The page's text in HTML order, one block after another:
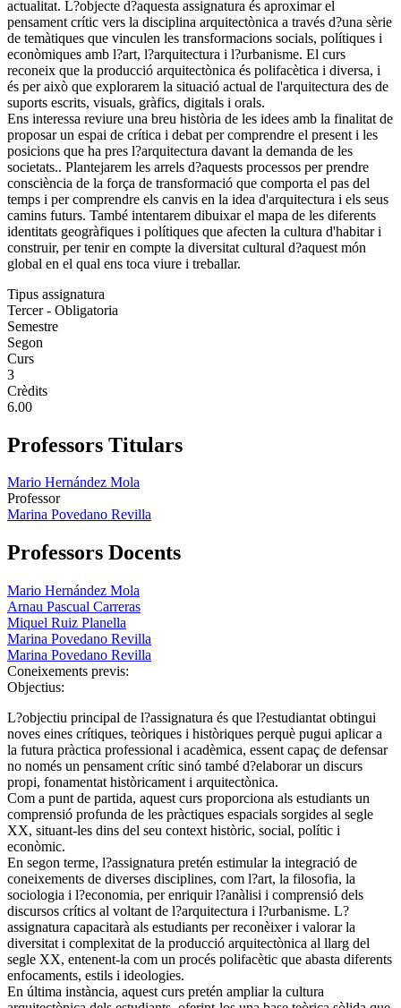
actualitat. L?objecte d?aquesta assignatura és aproximar el
pensament crític vers la disciplina arquitectònica a través d?una sèrie
de temàtiques que vinculen les transformacions socials, polítiques i
econòmiques amb l?art, l?arquitectura i l?urbanisme. El curs
reconeix que la producció arquitectònica és polifacètica i diversa, i
és per això que explorarem la situació actual de l'arquitectura des de
suports escrits, visuals, gràfics, digitals i orals.
Ens interessa reviure una breu història de les idees amb la finalitat de
proposar un espai de crítica i debat per comprendre el present i les
posicions que ha pres l?arquitectura davant la demanda de les
societats.. Plantejarem les arrels d?aquests processos per prendre
consciència de la força de transformació que comporta el pas del
temps i per comprendre els canvis en la idea d'arquitectura i els seus
camins futurs. També intentarem dibuixar el mapa de les diferents
identitats geogràfiques i polítiques que afecten la cultura d'habitar i
construir, per tenir en compte la diversitat cultural d?aquest món
global en el qual ens toca viure i treballar.
Tipus assignatura
Tercer - Obligatoria
Semestre
Segon
Curs
3
Crèdits
6.00
Professors Titulars
Mario Hernández Mola
Professor
Marina Povedano Revilla
Professors Docents
Mario Hernández Mola
Arnau Pascual Carreras
Miquel Ruiz Planella
Marina Povedano Revilla
Marina Povedano Revilla
Coneixements previs:
Objectius:
L?objectiu principal de l?assignatura és que l?estudiantat obtingui
noves eines crítiques, teòriques i històriques perquè pugui aplicar a
la futura pràctica professional i acadèmica, essent capaç de defensar
no només un pensament crític sinó també d?elaborar un discurs
propi, fonamentat històricament i arquitectònica.
Com a punt de partida, aquest curs proporciona als estudiants un
comprensió profunda de les pràctiques espacials sorgides al segle
XX, situant-les dins del seu context històric, social, polític i
econòmic.
En segon terme, l?assignatura pretén estimular la integració de
coneixements de diverses disciplines, com l?art, la filosofia, la
sociologia i l?economia, per enriquir l?anàlisi i comprensió dels
discursos crítics al voltant de l?arquitectura i l?urbanisme. L?
assignatura capacitarà als estudiants per reconèixer i valorar la
diversitat i complexitat de la producció arquitectònica al llarg del
segle XX, entenent-la com un procés polifacètic que abasta diferents
enfocaments, estils i ideologies.
En última instància, aquest curs pretén ampliar la cultura